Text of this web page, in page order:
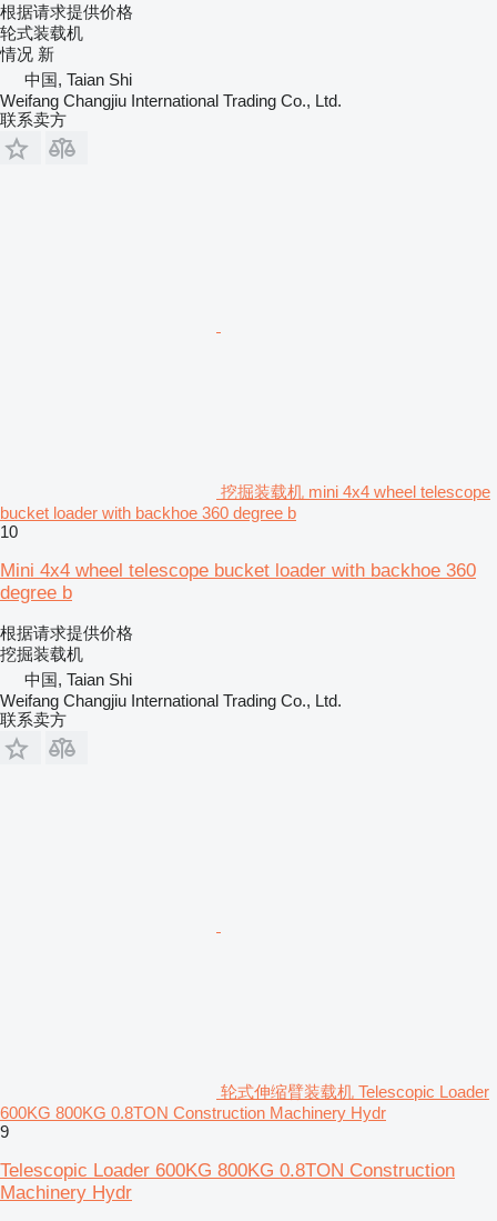
根据请求提供价格
轮式装载机
情况 新
中国, Taian Shi
Weifang Changjiu International Trading Co., Ltd.
联系卖方
挖掘装载机 mini 4x4 wheel telescope
bucket loader with backhoe 360 degree b
10
Mini 4x4 wheel telescope bucket loader with backhoe 360
degree b
根据请求提供价格
挖掘装载机
中国, Taian Shi
Weifang Changjiu International Trading Co., Ltd.
联系卖方
轮式伸缩臂装载机 Telescopic Loader
600KG 800KG 0.8TON Construction Machinery Hydr
9
Telescopic Loader 600KG 800KG 0.8TON Construction
Machinery Hydr